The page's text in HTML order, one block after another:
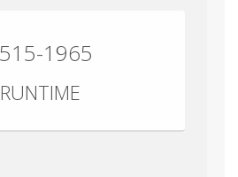
1965
RUNTIME